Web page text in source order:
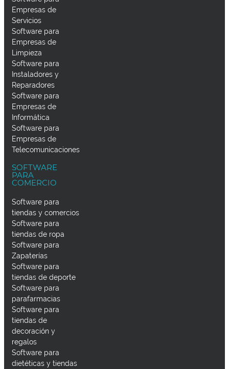
Empresas de
Servicios
Software para
Empresas de
Limpieza
Software para
Instaladores y
Reparadores
Software para
Empresas de
Informática
Software para
Empresas de
Telecomunicaciones
SOFTWARE
PARA
COMERCIO
Software para
tiendas y comercios
Software para
tiendas de ropa
Software para
Zapaterías
Software para
tiendas de deporte
Software para
parafarmacias
Software para
tiendas de
decoración y
regalos
Software para
dietéticas y tiendas